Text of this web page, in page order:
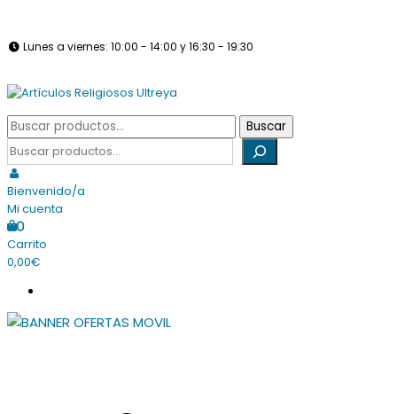
contenido
Lunes a viernes: 10:00 - 14:00 y 16:30 - 19:30
Artículos Religiosos Ultreya
Tienda online dedicada a la venta de todo tipo de artículos
religiosos
Buscar
por:
Buscar
Buscar
Bienvenido/a
Mi cuenta
0
Carrito
0,00€